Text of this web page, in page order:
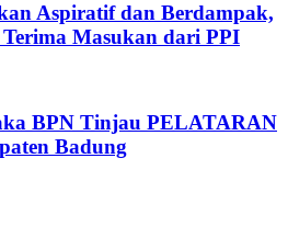
Aspiratif dan Berdampak,
Masukan dari PPI
BPN Tinjau PELATARAN
Badung